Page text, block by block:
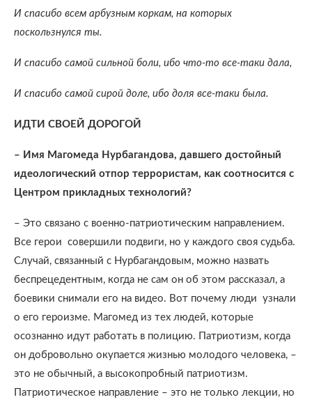
И спасибо всем арбузным коркам, на которых
поскользнулся ты.
И спасибо самой сильной боли, ибо что-то все-таки дала,
И спасибо самой сирой доле, ибо доля все-таки была.
ИДТИ СВОЕЙ ДОРОГОЙ
– Имя Магомеда Нурбагандова, давшего достойный
идеологический отпор террористам, как соотносится с
Центром прикладных технологий?
– Это связано с военно-патриотическим направлением.
Все герои совершили подвиги, но у каждого своя судьба.
Случай, связанный с Нурбагандовым, можно назвать
беспрецедентным, когда не сам он об этом рассказал, а
боевики снимали его на видео. Вот почему люди узнали
о его героизме. Магомед из тех людей, которые
осознанно идут работать в полицию. Патриотизм, когда
он добровольно окупается жизнью молодого человека, –
это не обычный, а высокопробный патриотизм.
Патриотическое направление – это не только лекции, но